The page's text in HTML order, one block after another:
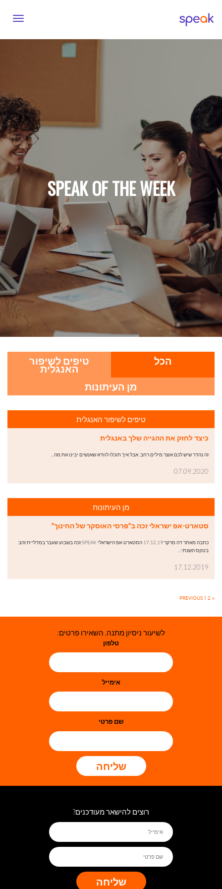
SPEAK OF THE WEEK
הכל טיפים לשיפור
האנגלית
מן העיתונות
טיפים לשיפור האנגלית
כיצד לחזק את ההגייה שלך באנגלית
זה נהדר שיש לכם אוצר מילים רחב, אבל איך תוכלו לוודא שאנשים יבינו את מה…
07.09.2020
מן העיתונות
סטארט-אפ ישראלי זכה ב”פרסי האוסקר של החינוך”
כתבה מאתר דה מרקר 17.12.19 הסטארט-אפ הישראלי SPEAK זכה בשבוע שעבר במדליית זהב
בטקס השנתי…
17.12.2019
« PREVIOUS
1 2
לשיעור ניסיון מתנה, השאירו פרטים:
טלפון
אימייל
שם פרטי
שליחה
רוצים להישאר מעודכנים?
שליחה